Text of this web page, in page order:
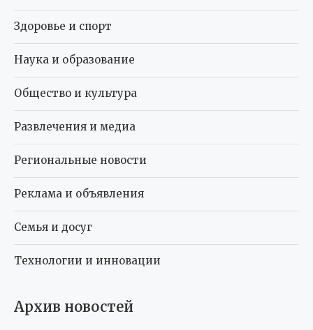
Здоровье и спорт
Наука и образование
Общество и культура
Развлечения и медиа
Региональные новости
Реклама и объявления
Семья и досуг
Технологии и инновации
Архив новостей